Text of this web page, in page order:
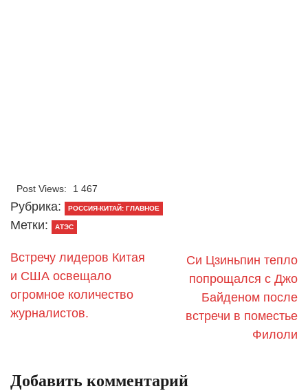
Post Views: 1 467
Рубрика: РОССИЯ-КИТАЙ: ГЛАВНОЕ
Метки: АТЭС
Встречу лидеров Китая
и США освещало
огромное количество
журналистов.
Си Цзиньпин тепло
попрощался с Джо
Байденом после
встречи в поместье
Филоли
Добавить комментарий